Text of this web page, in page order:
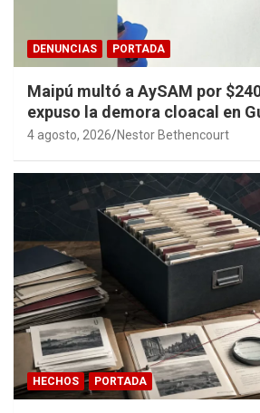
DENUNCIAS PORTADA
Maipú multó a AySAM por
expuso la demora cloacal en
4 agosto, 2026 Nestor Bethencourt
HECHOS PORTADA